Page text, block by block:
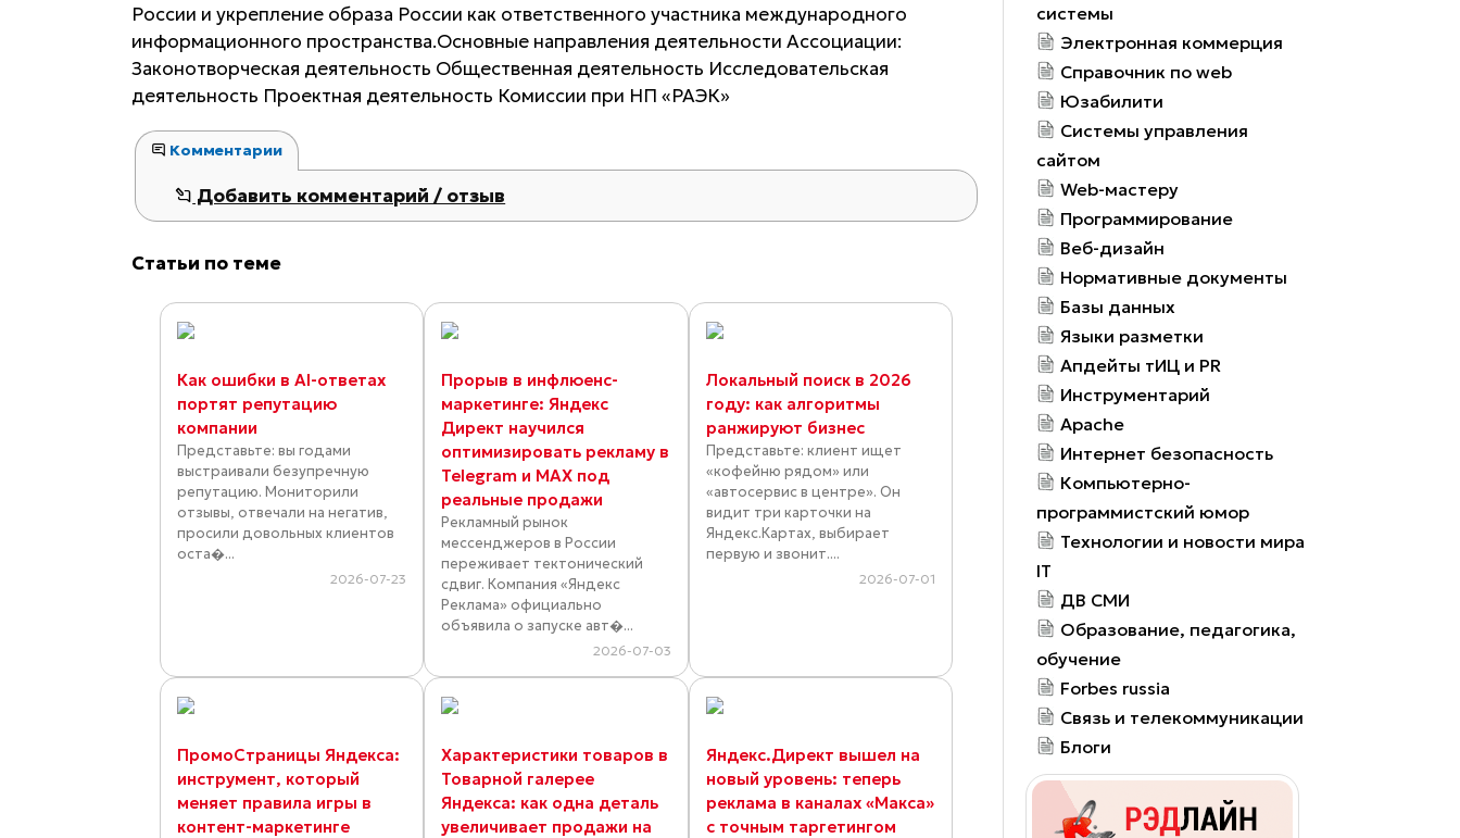
России и укрепление образа России как ответственного участника международного
информационного пространства.Основные направления деятельности Ассоциации:
Законотворческая деятельность Общественная деятельность Исследовательская
деятельность Проектная деятельность Комиссии при НП «РАЭК»
Комментарии
Добавить комментарий / отзыв
Статьи по теме
Как ошибки в AI-ответах
портят репутацию
компании
Представьте: вы годами
выстраивали безупречную
репутацию. Мониторили
отзывы, отвечали на негатив,
просили довольных клиентов
оста�...
2026-07-23
Прорыв в инфлюенс-
маркетинге: Яндекс
Директ научился
оптимизировать рекламу в
Telegram и MAX под
реальные продажи
Рекламный рынок
мессенджеров в России
переживает тектонический
сдвиг. Компания «Яндекс
Реклама» официально
объявила о запуске авт�...
2026-07-03
Локальный поиск в 2026
году: как алгоритмы
ранжируют бизнес
Представьте: клиент ищет
«кофейню рядом» или
«автосервис в центре». Он
видит три карточки на
Яндекс.Картах, выбирает
первую и звонит....
2026-07-01
ПромоСтраницы Яндекса:
инструмент, который
меняет правила игры в
контент-маркетинге
Характеристики товаров в
Товарной галерее
Яндекса: как одна деталь
увеличивает продажи на
Яндекс.Директ вышел на
новый уровень: теперь
реклама в каналах «Макса»
с точным таргетингом
системы
Электронная коммерция
Справочник по web
Юзабилити
Системы управления
сайтом
Web-мастеру
Программирование
Веб-дизайн
Нормативные документы
Базы данных
Языки разметки
Апдейты тИЦ и PR
Инструментарий
Apache
Интернет безопасность
Компьютерно-
программистский юмор
Технологии и новости мира
IT
ДВ СМИ
Образование, педагогика,
обучение
Forbes russia
Связь и телекоммуникации
Блоги